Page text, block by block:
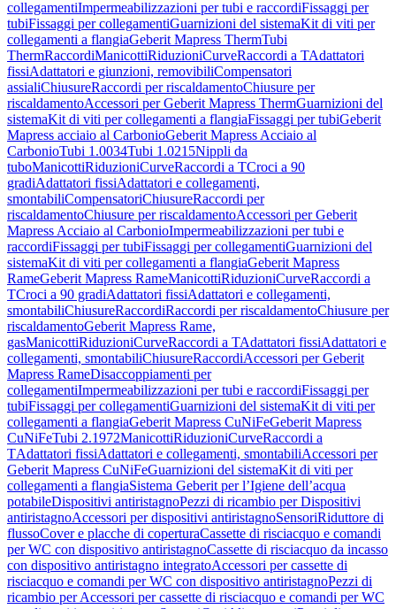
collegamentiImpermeabilizzazioni per tubi e raccordiFissaggi per
tubiFissaggi per collegamentiGuarnizioni del sistemaKit di viti per
collegamenti a flangiaGeberit Mapress ThermTubi
ThermRaccordiManicottiRiduzioniCurveRaccordi a TAdattatori
fissiAdattatori e giunzioni, removibiliCompensatori
assialiChiusureRaccordi per riscaldamentoChiusure per
riscaldamentoAccessori per Geberit Mapress ThermGuarnizioni del
sistemaKit di viti per collegamenti a flangiaFissaggi per tubiGeberit
Mapress acciaio al CarbonioGeberit Mapress Acciaio al
CarbonioTubi 1.0034Tubi 1.0215Nippli da
tuboManicottiRiduzioniCurveRaccordi a TCroci a 90
gradiAdattatori fissiAdattatori e collegamenti,
smontabiliCompensatoriChiusureRaccordi per
riscaldamentoChiusure per riscaldamentoAccessori per Geberit
Mapress Acciaio al CarbonioImpermeabilizzazioni per tubi e
raccordiFissaggi per tubiFissaggi per collegamentiGuarnizioni del
sistemaKit di viti per collegamenti a flangiaGeberit Mapress
RameGeberit Mapress RameManicottiRiduzioniCurveRaccordi a
TCroci a 90 gradiAdattatori fissiAdattatori e collegamenti,
smontabiliChiusureRaccordiRaccordi per riscaldamentoChiusure per
riscaldamentoGeberit Mapress Rame,
gasManicottiRiduzioniCurveRaccordi a TAdattatori fissiAdattatori e
collegamenti, smontabiliChiusureRaccordiAccessori per Geberit
Mapress RameDisaccoppiamenti per
collegamentiImpermeabilizzazioni per tubi e raccordiFissaggi per
tubiFissaggi per collegamentiGuarnizioni del sistemaKit di viti per
collegamenti a flangiaGeberit Mapress CuNiFeGeberit Mapress
CuNiFeTubi 2.1972ManicottiRiduzioniCurveRaccordi a
TAdattatori fissiAdattatori e collegamenti, smontabiliAccessori per
Geberit Mapress CuNiFeGuarnizioni del sistemaKit di viti per
collegamenti a flangiaSistema Geberit per l’Igiene dell’acqua
potabileDispositivi antiristagnoPezzi di ricambio per Dispositivi
antiristagnoAccessori per dispositivi antiristagnoSensoriRiduttore di
flussoCover e placche di coperturaCassette di risciacquo e comandi
per WC con dispositivo antiristagnoCassette di risciacquo da incasso
con dispositivo antiristagno integratoAccessori per cassette di
risciacquo e comandi per WC con dispositivo antiristagnoPezzi di
ricambio per Accessori per cassette di risciacquo e comandi per WC